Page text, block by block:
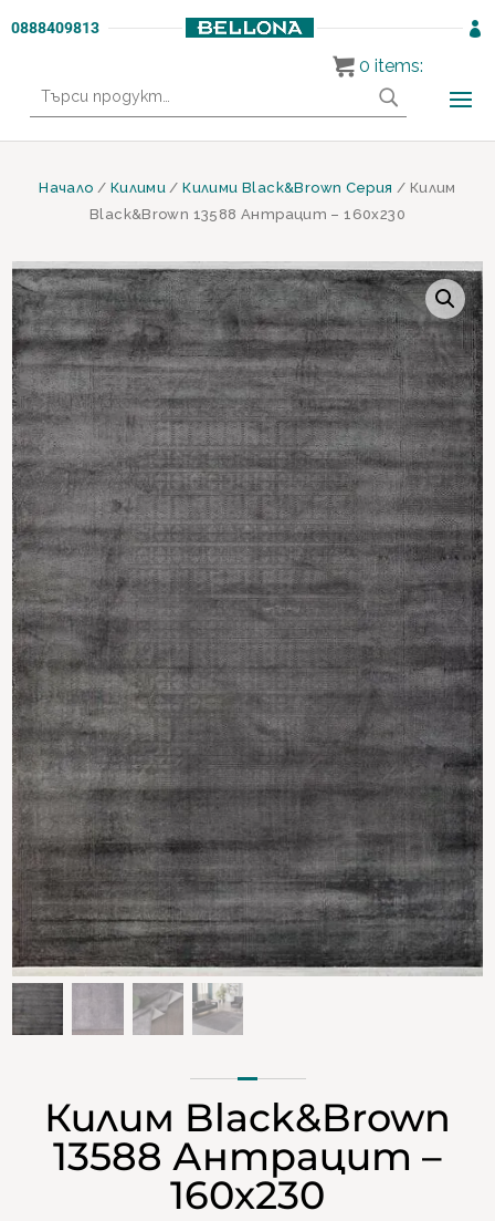
0888409813 
за:
Начало / Килими /Килими Black&Brown Серия / Килим
Black&Brown 13588 Антрацит – 160х230
Килим Black&Brown
13588 Антрацит –
160х230
0 items: